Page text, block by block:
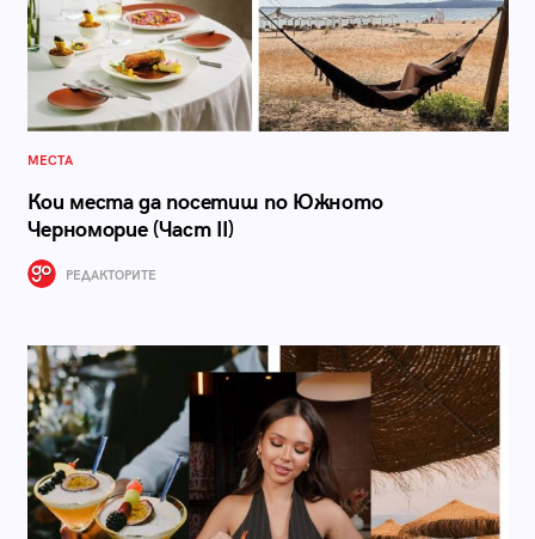
МЕСТА
Кои места да посетиш по Южното
Черноморие (Част II)
РЕДАКТОРИТЕ